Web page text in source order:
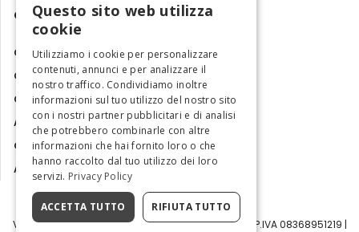
Contatti
Chi siamo
Collabora con noi
Contatti
Ambasciatrice dell'Eccellenza
Osservatorio Turismo
Area Riservata
Visit Italy Srl | Via Filippo Argelati, 10, 20143 Milano | P.IVA 08368951219 |
ENGLISH
ITALIAN
Questo sito web utilizza
cookie
Utilizziamo i cookie per personalizzare
contenuti, annunci e per analizzare il
nostro traffico. Condividiamo inoltre
informazioni sul tuo utilizzo del nostro sito
con i nostri partner pubblicitari e di analisi
che potrebbero combinarle con altre
informazioni che hai fornito loro o che
hanno raccolto dal tuo utilizzo dei loro
servizi. Privacy Policy
ACCETTA TUTTO RIFIUTA TUTTO